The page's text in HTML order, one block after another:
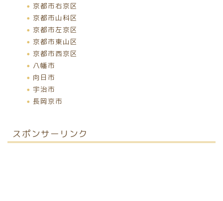
京都市右京区
京都市山科区
京都市左京区
京都市東山区
京都市西京区
八幡市
向日市
宇治市
長岡京市
スポンサーリンク